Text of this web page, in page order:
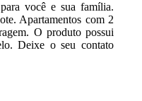
você e sua família.
Apartamentos com 2
O produto possui
Deixe o seu contato